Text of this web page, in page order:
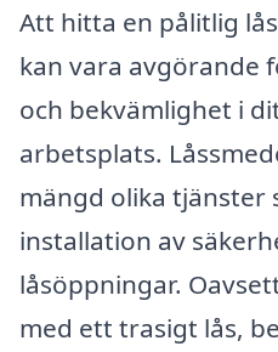
Att hitta en pålitlig
kan vara avgörande
och bekvämlighet i
arbetsplats.
mängd olika tjänster
installation av
låsöppningar.
med ett trasigt lås,